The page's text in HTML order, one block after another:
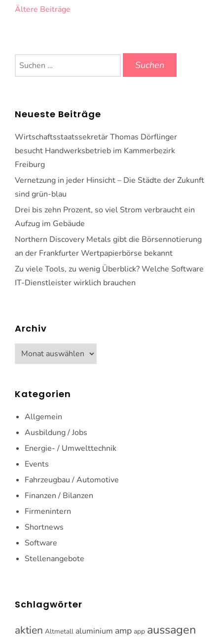
Beitragsnavigation
Ältere Beiträge
Suchen
nach:
Neueste Beiträge
Wirtschaftsstaatssekretär Thomas Dörflinger
besucht Handwerksbetrieb im Kammerbezirk
Freiburg
Vernetzung in jeder Hinsicht – Die Städte der Zukunft
sind grün-blau
Drei bis zehn Prozent, so viel Strom verbraucht ein
Aufzug im Gebäude
Northern Discovery Metals gibt die Börsennotierung
an der Frankfurter Wertpapierbörse bekannt
Zu viele Tools, zu wenig Überblick? Welche Software
IT-Dienstleister wirklich brauchen
Archiv
Archiv
Kategorien
Allgemein
Ausbildung / Jobs
Energie- / Umwelttechnik
Events
Fahrzeugbau / Automotive
Finanzen / Bilanzen
Firmenintern
Shortnews
Software
Stellenangebote
Schlagwörter
aktien Altmetall aluminium amp app aussagen